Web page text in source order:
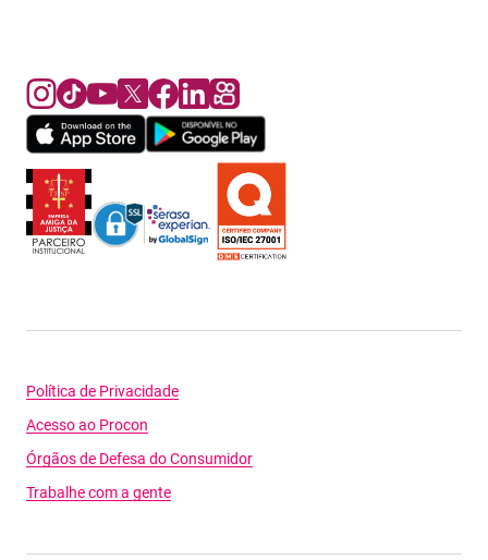
Política de Privacidade
Acesso ao Procon
Órgãos de Defesa do Consumidor
Trabalhe com a gente